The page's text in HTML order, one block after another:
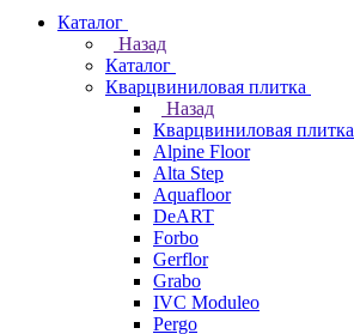
Каталог
Назад
Каталог
Кварцвиниловая плитка
Назад
Кварцвиниловая плитка
Alpine Floor
Alta Step
Aquafloor
DeART
Forbo
Gerflor
Grabo
IVC Moduleo
Pergo